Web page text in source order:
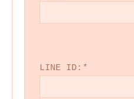
LINE ID: *